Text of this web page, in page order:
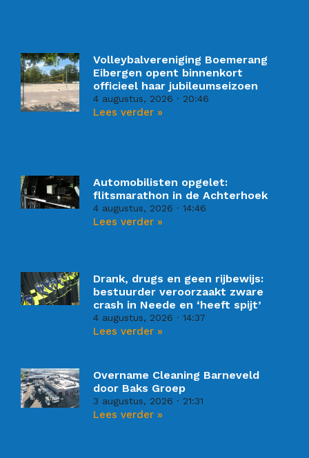
Volleybalvereniging Boemerang
Eibergen opent binnenkort
officieel haar jubileumseizoen
4 augustus, 2026 20:46
Lees verder »
Automobilisten opgelet:
flitsmarathon in de Achterhoek
4 augustus, 2026 14:46
Lees verder »
Drank, drugs en geen rijbewijs:
bestuurder veroorzaakt zware
crash in Neede en ‘heeft spijt’
4 augustus, 2026 14:37
Lees verder »
Overname Cleaning Barneveld
door Baks Groep
3 augustus, 2026 21:31
Lees verder »